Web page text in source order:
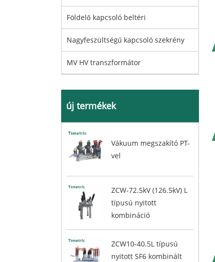
Földelő kapcsoló beltéri
Nagyfeszültségű kapcsoló szekrény
MV HV transzformátor
új termékek
Vákuum megszakító PT-
vel
ZCW-72.5kV (126.5kV) L
típusú nyitott
kombináció
ZCW10-40.5L típusú
nyitott SF6 kombinált